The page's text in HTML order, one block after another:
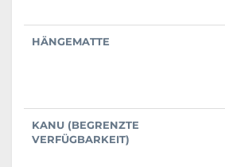
HÄNGEMATTE
KANU (BEGRENZTE
VERFÜGBARKEIT)